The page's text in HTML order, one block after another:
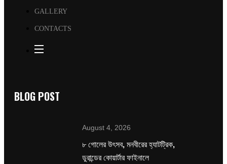
GALLERY
CONTACTS
BLOG POST
August 4, 2026
৮ গোলের উৎসব, মনবীরের হ্যাটট্রিক,
ডুরান্ডের কোয়ার্টার ফাইনালে